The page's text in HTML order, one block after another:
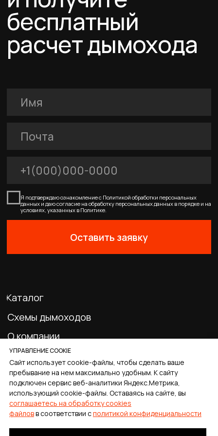
УПРАВЛЕНИЕ COOKIE
Сайт использует cookie-файлы, чтобы сделать ваше
пребывание на нем максимально удобным. К cайту
подключен сервис веб-аналитики Яндекс.Метрика,
использующий cookie-файлы. Оставаясь на сайте, вы
соглашаетесь на обработку cookies
файловв соответствии сполитикой конфиденциальности